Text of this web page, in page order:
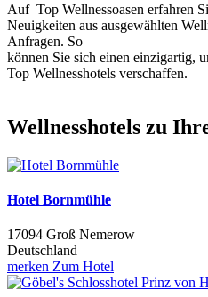
Auf Top Wellnessoasen erfahren
Neuigkeiten aus ausgewählten
Anfragen. So
können Sie sich einen einzigartig,
Top Wellnesshotels verschaffen.
Wellnesshotels zu
Hotel Bornmühle
17094 Groß Nemerow
Deutschland
merken Zum Hotel